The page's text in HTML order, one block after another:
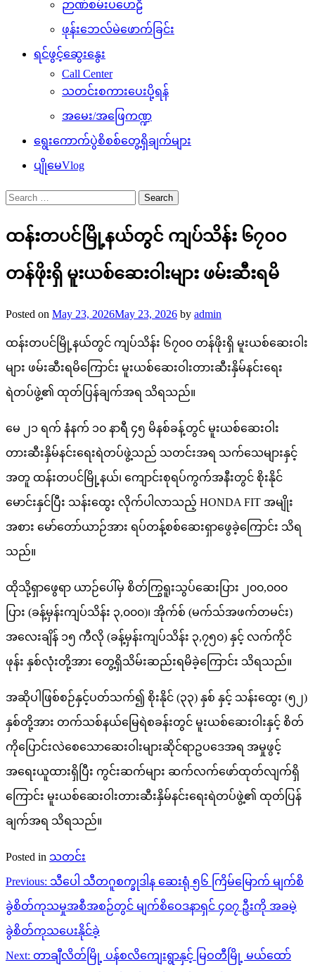
ဉာဏ်စမ်းပဟေဠိ
ဖုန်းဘေလ်မဲဖောက်ခြင်း
ရင်ဖွင့်ဆွေးနွေး
Call Center
သတင်းစကားပေးပို့ရန်
အမေး/အဖြေကဏ္ဍ
ရွေးကောက်ပွဲစိစစ်တွေ့ရှိချက်များ
ပျိုမေVlog
Search
for:
ထန်းတပင်မြို့နယ်တွင် ကျပ်သိန်း ၆၇၀၀
တန်ဖိုးရှိ မူးယစ်ဆေးဝါးများ ဖမ်းဆီးရမိ
Posted on May 23, 2026May 23, 2026 by admin
ထန်းတပင်မြို့နယ်တွင် ကျပ်သိန်း ၆၇၀၀ တန်ဖိုးရှိ မူးယစ်ဆေးဝါး
များ ဖမ်းဆီးရမိ‌ကြောင်း မူးယစ်ဆေးဝါးတားဆီးနှိမ်နင်းရေး
ရဲတပ်ဖွဲ့၏ ထုတ်ပြန်ချက်အရ သိရသည်။
မေ ၂၁ ရက် နံနက် ၁၀ နာရီ ၄၅ မိနစ်ခန့်တွင် မူးယစ်ဆေးဝါး
တားဆီးနှိမ်နင်းရေးရဲတပ်ဖွဲ့သည် သတင်းအရ သက်သေများနှင့်
အတူ ထန်းတပင်မြို့နယ်၊ ကျောင်းစုရပ်ကွက်အနီးတွင် စိုးနိုင်
မောင်းနှင်ပြီး သန်းထွေး လိုက်ပါလာသည့် HONDA FIT အမျိုး
အစား မော်တော်ယာဉ်အား ရပ်တန့်စစ်ဆေးရှာဖွေခဲ့ကြောင်း သိရ
သည်။
ထိုသို့ရှာဖွေရာ ယာဉ်ပေါ်မှ စိတ်ကြွရူးသွပ်ဆေးပြား ၂၀၀,၀၀၀
ပြား (ခန့်မှန်းကျပ်သိန်း ၃,၀၀၀)၊ အိုက်စ် (မက်သ်အဖက်တမင်း)
အလေးချိန် ၁၅ ကီလို (ခန့်မှန်းကျပ်သိန်း ၃,၇၅၀) နှင့် လက်ကိုင်
ဖုန်း နှစ်လုံးတို့အား တွေ့ရှိသိမ်းဆည်းရမိခဲ့ကြောင်း သိရသည်။
အဆိုပါဖြစ်စဉ်နှင့်ပတ်သက်၍ စိုးနိုင် (၃၃) နှစ် နှင့် သန်းထွေး (၅၂)
နှစ်တို့အား တက်သစ်နယ်မြေရဲစခန်းတွင် မူးယစ်ဆေးဝါးနှင့် စိတ်
ကိုပြောင်းလဲစေသောဆေးဝါးများဆိုင်ရာဥပဒေအရ အမှုဖွင့်
အရေးယူထားရှိပြီး ကွင်းဆက်များ ဆက်လက်ဖော်ထုတ်လျက်ရှိ
ကြောင်း မူးယစ်ဆေးဝါးတားဆီးနှိမ်နင်းရေးရဲတပ်ဖွဲ့၏ ထုတ်ပြန်
ချက်အရ သိရသည်။
Posted in သတင်း
Post
navigation
Previous: သီပေါ သီတဂူစက္ခုဒါန ဆေးရုံ ၅၆ ကြိမ်မြောက် မျက်စိ
ခွဲစိတ်ကုသမှုအစီအစဉ်တွင် မျက်စိဝေဒနာရှင် ၄၀၇ ဦးကို အခမဲ့
ခွဲစိတ်ကုသပေးနိုင်ခဲ့
Next: တာချီလိတ်မြို့ ပန်စလိကျေးရွာနှင့် မြဝတီမြို့ မယ်ထော်